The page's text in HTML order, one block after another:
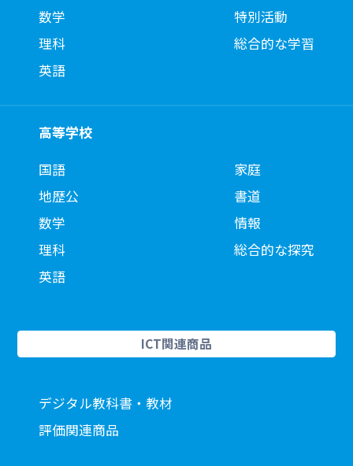
数学
理科
英語
特別活動
総合的な学習
高等学校
国語
地歴公
数学
理科
英語
家庭
書道
情報
総合的な探究
ICT関連商品
デジタル教科書・教材
評価関連商品